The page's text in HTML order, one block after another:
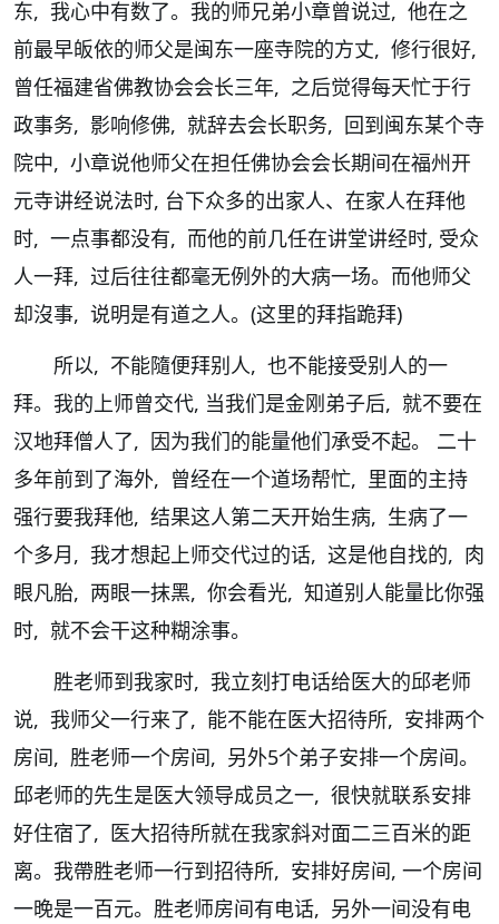
东, 我心中有数了。我的师兄弟小章曾说过, 他在之
前最早皈依的师父是闽东一座寺院的方丈, 修行很好,
曾任福建省佛教协会会长三年, 之后觉得每天忙于行
政事务, 影响修佛, 就辞去会长职务, 回到闽东某个寺
院中, 小章说他师父在担任佛协会会长期间在福州开
元寺讲经说法时, 台下众多的出家人、在家人在拜他
时, 一点事都没有, 而他的前几任在讲堂讲经时, 受众
人一拜, 过后往往都毫无例外的大病一场。而他师父
却沒事, 说明是有道之人。(这里的拜指跪拜)
所以, 不能隨便拜别人, 也不能接受别人的一
拜。我的上师曾交代, 当我们是金刚弟子后, 就不要在
汉地拜僧人了, 因为我们的能量他们承受不起。 二十
多年前到了海外, 曾经在一个道场帮忙, 里面的主持
强行要我拜他, 结果这人第二天开始生病, 生病了一
个多月, 我才想起上师交代过的话, 这是他自找的, 肉
眼凡胎, 两眼一抹黑, 你会看光, 知道别人能量比你强
时, 就不会干这种糊涂事。
胜老师到我家时, 我立刻打电话给医大的邱老师
说, 我师父一行来了, 能不能在医大招待所, 安排两个
房间, 胜老师一个房间, 另外5个弟子安排一个房间。
邱老师的先生是医大领导成员之一, 很快就联系安排
好住宿了, 医大招待所就在我家斜对面二三百米的距
离。我帶胜老师一行到招待所, 安排好房间, 一个房间
一晚是一百元。胜老师房间有电话, 另外一间没有电